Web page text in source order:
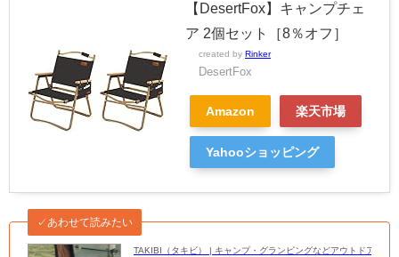
【DesertFox】キャンプチェ
ア 2個セット［8％オフ］
created by Rinker
DesertFox
Amazon 楽天市場
Yahooショッピング
TAKIBI（タキビ） | キャンプ・グランピングなどアウトドアの総
✓あわせて読みたい